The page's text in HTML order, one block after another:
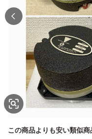
この商品よりも安い類似商